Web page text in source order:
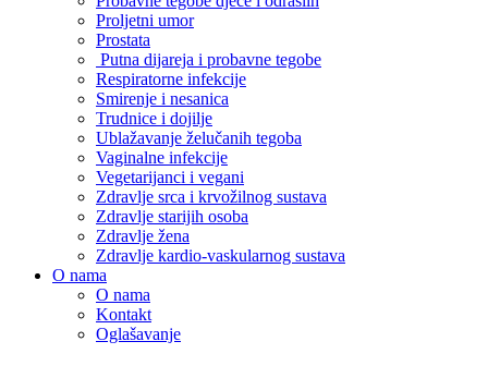
Proljetni umor
Prostata
Putna dijareja i probavne tegobe
Respiratorne infekcije
Smirenje i nesanica
Trudnice i dojilje
Ublažavanje želučanih tegoba
Vaginalne infekcije
Vegetarijanci i vegani
Zdravlje srca i krvožilnog sustava
Zdravlje starijih osoba
Zdravlje žena
Zdravlje kardio-vaskularnog sustava
O nama
O nama
Kontakt
Oglašavanje